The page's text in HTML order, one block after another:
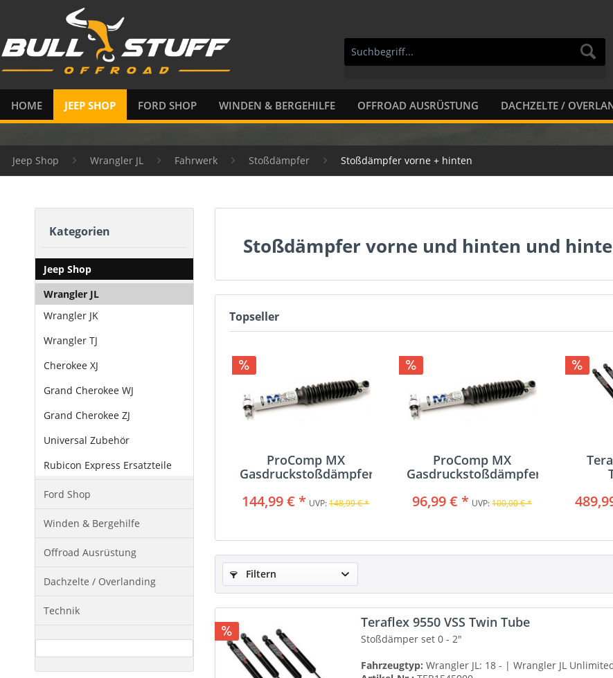
HOME JEEP SHOP FORD SHOP WINDEN & BERGEHILFE OFFROAD AUSRÜSTUNG DACHZELTE /
Jeep Shop Wrangler JL Fahrwerk Stoßdämpfer Stoßdämpfer vorne + hinten
Kategorien
Jeep Shop
Wrangler JL
Wrangler JK
Wrangler TJ
Cherokee XJ
Grand Cherokee WJ
Grand Cherokee ZJ
Universal Zubehör
Rubicon Express Ersatzteile
Ford Shop
Winden & Bergehilfe
Offroad Ausrüstung
Dachzelte / Overlanding
Technik
Stoßdämpfer vorne und hinten und
Topseller
ProComp MX
Gasdruckstoßdämpfer
144,99 € * UVP:148,99 € *
ProComp MX
Gasdruckstoßdämpfer
96,99 € * UVP:100,00 € *
Filtern
Teraflex 9550 VSS Twin Tube
Stoßdämper set 0 - 2"
Fahrzeugtyp:Wrangler JL: 18 - | Wrangler JL